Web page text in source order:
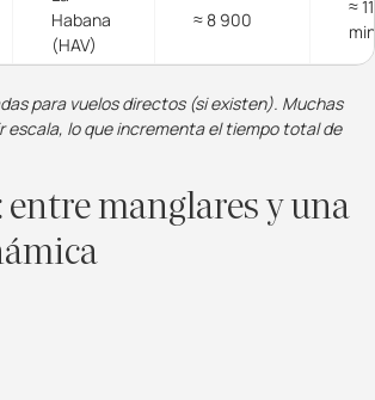
Habana
(HAV)
≈ 8 900
≈
min
para vuelos directos (si existen). Muchas
escala, lo que incrementa el tiempo total de
entre manglares y una